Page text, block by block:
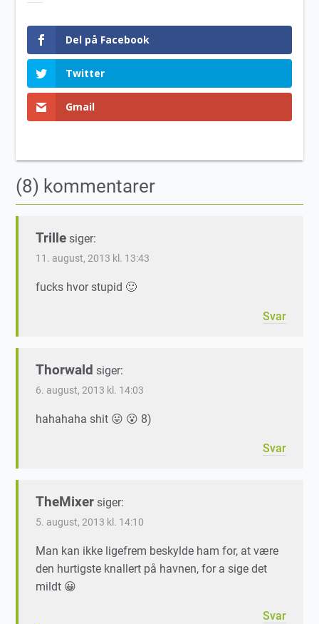
Del på Facebook
Twitter
Gmail
(8) kommentarer
Trille siger:
11. august, 2013 kl. 13:43
fucks hvor stupid 🙂
Svar
Thorwald siger:
6. august, 2013 kl. 14:03
hahahaha shit 😛 😮 8)
Svar
TheMixer siger:
5. august, 2013 kl. 14:10
Man kan ikke ligefrem beskylde ham for, at være
den hurtigste knallert på havnen, for a sige det
mildt 😀
Svar